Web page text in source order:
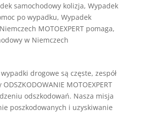
samochodowy kolizja, Wypadek
po wypadku, Wypadek
MOTOEXPERT pomaga,
w Niemczech
drogowe są częste, zespół
MOTOEXPERT
odszkodowań. Nasza misja
poszkodowanych i uzyskiwanie